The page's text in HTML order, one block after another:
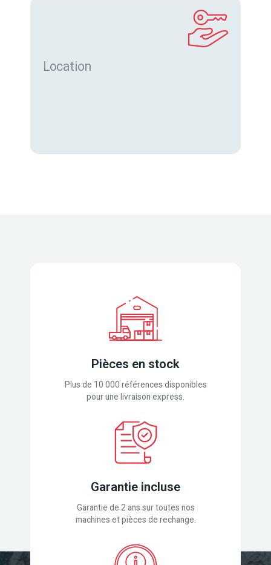
Location
Pièces en stock
Plus de 10 000 références disponibles
pour une livraison express.
Garantie incluse
Garantie de 2 ans sur toutes nos
machines et pièces de rechange.